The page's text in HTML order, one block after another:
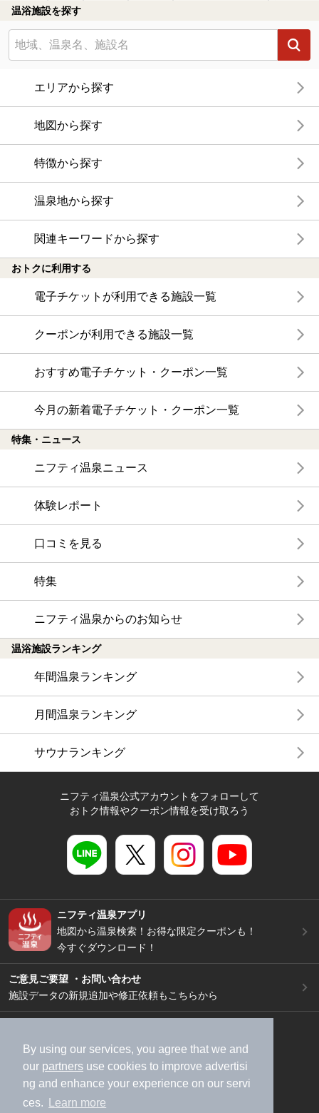
By using our services, you agree that we and
our partners use cookies to improve advertisi
ng and enhance your experience on our servi
ces.
Learn more
温浴施設を探す
エリアから探す
地図から探す
特徴から探す
温泉地から探す
関連キーワードから探す
おトクに利用する
電子チケットが利用できる施設一覧
クーポンが利用できる施設一覧
おすすめ電子チケット・クーポン一覧
今月の新着電子チケット・クーポン一覧
特集・ニュース
ニフティ温泉ニュース
体験レポート
口コミを見る
特集
ニフティ温泉からのお知らせ
温浴施設ランキング
年間温泉ランキング
月間温泉ランキング
サウナランキング
ニフティ温泉公式アカウントをフォローして
おトク情報やクーポン情報を受け取ろう
ニフティ温泉アプリ
地図から温泉検索！お得な限定クーポンも！
今すぐダウンロード！
ご意見ご要望 ・お問い合わせ
施設データの新規追加や修正依頼もこちらから
加盟店募集（資料請求）
広告出稿のご案内
利用規約
ライフスタイルMEMBERS+規約
特定商取引法に基づく表記
ヘルプ
採用情報
運営会社